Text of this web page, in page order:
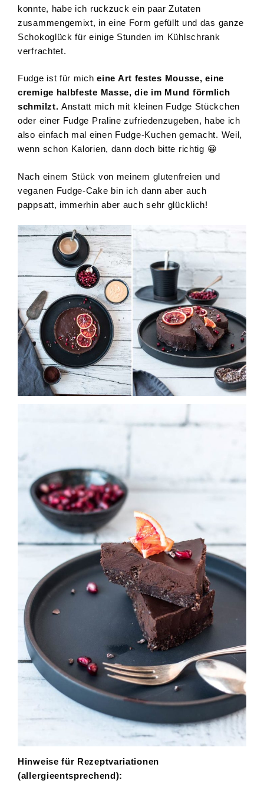
konnte, habe ich ruckzuck ein paar Zutaten
zusammengemixt, in eine Form gefüllt und das ganze
Schokoglück für einige Stunden im Kühlschrank
verfrachtet.
Fudge ist für micheine Art festes Mousse, eine
cremige halbfeste Masse, die im Mund förmlich
schmilzt. Anstatt mich mit kleinen Fudge Stückchen
oder einer Fudge Praline zufriedenzugeben, habe ich
also einfach mal einen Fudge-Kuchen gemacht. Weil,
wenn schon Kalorien, dann doch bitte richtig 😀
Nach einem Stück von meinem glutenfreien und
veganen Fudge-Cake bin ich dann aber auch
pappsatt, immerhin aber auch sehr glücklich!
Hinweise für Rezeptvariationen
(allergieentsprechend):